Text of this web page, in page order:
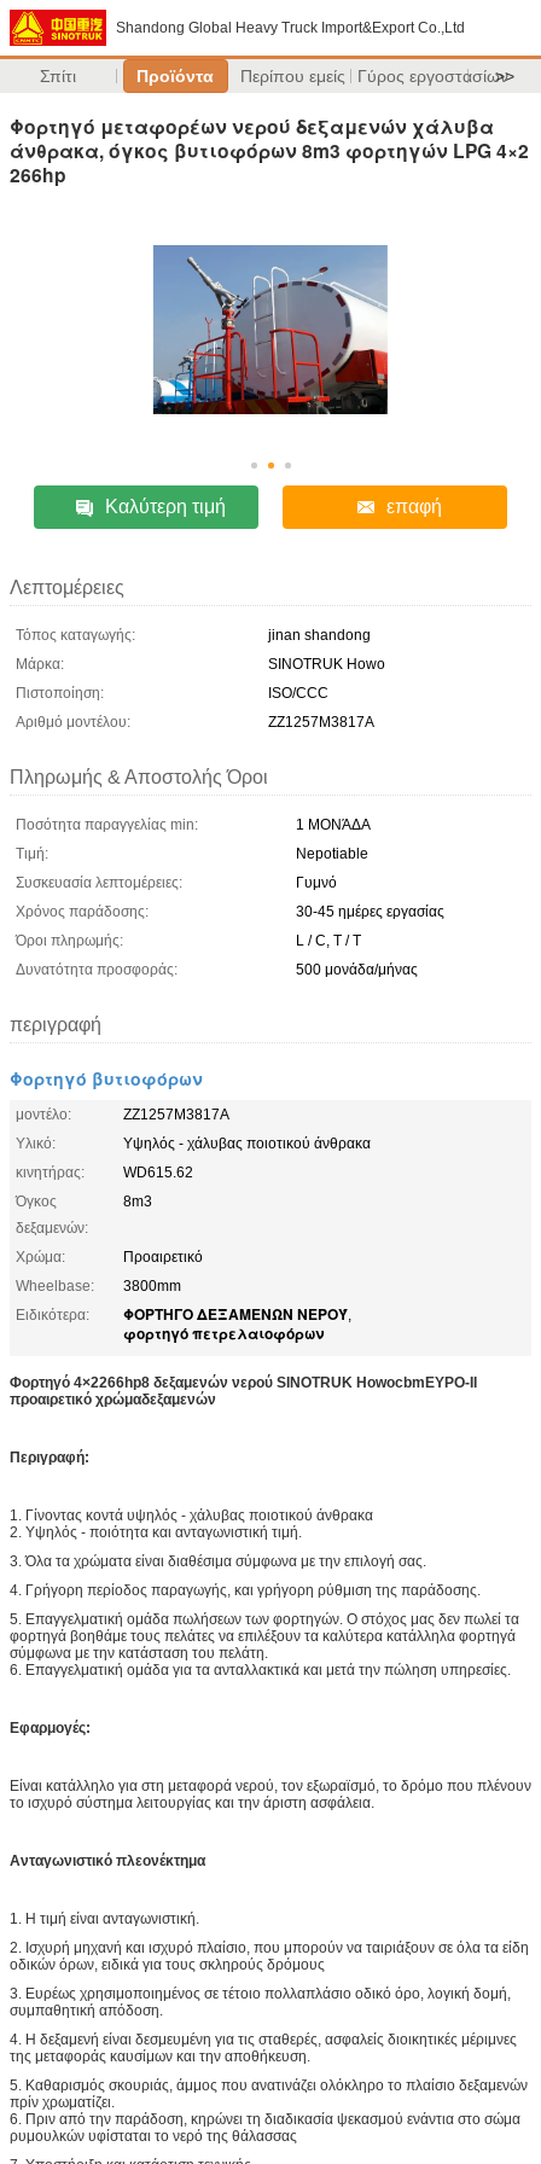
Shandong Global Heavy Truck Import&Export Co.,Ltd
Σπίτι Προϊόντα Περίπου εμείς Γύρος εργοστασίων
>>
Φορτηγό μεταφορέων νερού δεξαμενών χάλυβα
άνθρακα, όγκος βυτιοφόρων 8m3 φορτηγών LPG 4×2
266hp
Καλύτερη τιμή επαφή
Λεπτομέρειες
Τόπος καταγωγής:
jinan shandong
Μάρκα:
SINOTRUK Howo
Πιστοποίηση:
ISO/CCC
Αριθμό μοντέλου:
ZZ1257M3817A
Πληρωμής & Αποστολής Όροι
Ποσότητα παραγγελίας min:
1 ΜΟΝΆΔΑ
Τιμή:
Nepotiable
Συσκευασία λεπτομέρειες:
Γυμνό
Χρόνος παράδοσης:
30-45 ημέρες εργασίας
Όροι πληρωμής:
L / C, T / T
Δυνατότητα προσφοράς:
500 μονάδα/μήνας
περιγραφή
Φορτηγό βυτιοφόρων
μοντέλο:
ZZ1257M3817A
Υλικό:
Υψηλός - χάλυβας ποιοτικού άνθρακα
κινητήρας:
WD615.62
Όγκος
δεξαμενών:
8m3
Χρώμα:
Προαιρετικό
Wheelbase:
3800mm
Ειδικότερα:
ΦΟΡΤΗΓΟ ΔΕΞΑΜΕΝΩΝ ΝΕΡΟΎ,
φορτηγό πετρελαιοφόρων
Φορτηγό 4×2266hp8 δεξαμενών νερού SINOTRUK HowocbmΕΥΡΟ-ΙΙ
προαιρετικό χρώμαδεξαμενών
Περιγραφή:
1. Γίνοντας κοντά υψηλός - χάλυβας ποιοτικού άνθρακα
2. Υψηλός - ποιότητα και ανταγωνιστική τιμή.
3. Όλα τα χρώματα είναι διαθέσιμα σύμφωνα με την επιλογή σας.
4. Γρήγορη περίοδος παραγωγής, και γρήγορη ρύθμιση της παράδοσης.
5. Επαγγελματική ομάδα πωλήσεων των φορτηγών. Ο στόχος μας δεν πωλεί τα
φορτηγά βοηθάμε τους πελάτες να επιλέξουν τα καλύτερα κατάλληλα φορτηγά
σύμφωνα με την κατάσταση του πελάτη.
6. Επαγγελματική ομάδα για τα ανταλλακτικά και μετά την πώληση υπηρεσίες.
Εφαρμογές:
Είναι κατάλληλο για στη μεταφορά νερού, τον εξωραϊσμό, το δρόμο που πλένουν
το ισχυρό σύστημα λειτουργίας και την άριστη ασφάλεια.
Ανταγωνιστικό πλεονέκτημα
1. Η τιμή είναι ανταγωνιστική.
2. Ισχυρή μηχανή και ισχυρό πλαίσιο, που μπορούν να ταιριάξουν σε όλα τα είδη
οδικών όρων, ειδικά για τους σκληρούς δρόμους
3. Ευρέως χρησιμοποιημένος σε τέτοιο πολλαπλάσιο οδικό όρο, λογική δομή,
συμπαθητική απόδοση.
4. Η δεξαμενή είναι δεσμευμένη για τις σταθερές, ασφαλείς διοικητικές μέριμνες
της μεταφοράς καυσίμων και την αποθήκευση.
5. Καθαρισμός σκουριάς, άμμος που ανατινάζει ολόκληρο το πλαίσιο δεξαμενών
πρίν χρωματίζει.
6. Πριν από την παράδοση, κηρώνει τη διαδικασία ψεκασμού ενάντια στο σώμα
ρυμουλκών υφίσταται το νερό της θάλασσας